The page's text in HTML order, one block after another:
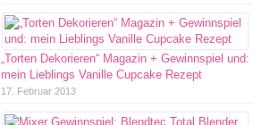
„Torten Dekorieren“ Magazin + Gewinnspiel und:
mein Lieblings Vanille Cupcake Rezept
17. Februar 2013